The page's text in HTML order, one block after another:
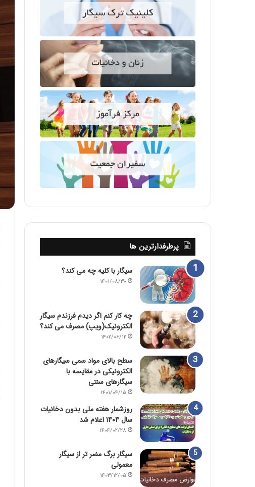
پرطرفدارترین ها
سیگار با کلیه چه می کند؟
۱۴۰۱/۰۸/۳۰
چه کار کنم اگر دیدم فرزندم سیگار
الکترونیک(ویپ) مصرف می کند؟
۱۴۰۲/۰۶/۱۲
سطح بالای مواد سمی سیگارهای
الکترونیکی در مقایسه با
سیگارهای سنتی
۱۴۰۱/۰۴/۱۵
روزشمار هفته ملی بدون دخانیات
سال ۱۴۰۴ اعلام شد
۱۴۰۴/۰۲/۲۸
سیگار برگ مضر تر از سیگار
معمولی
۱۴۰۳/۱۲/۰۵